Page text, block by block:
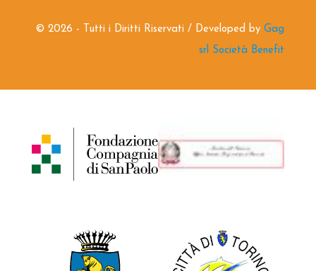
© 2026 - Tutti i Diritti Riservati / Developed by Gag
srl Società Benefit